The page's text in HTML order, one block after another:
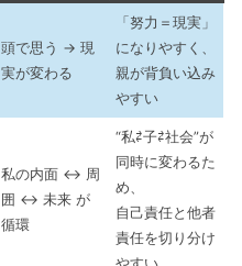
頭で思う → 現
実が変わる
「努力＝現実」
になりやすく、
親が背負い込み
やすい
私の内面 ↔ 周
囲 ↔ 未来 が
循環
“私⇄子⇄社会”が
同時に変わるた
め、
自己責任と他者
責任を切り分け
やすい